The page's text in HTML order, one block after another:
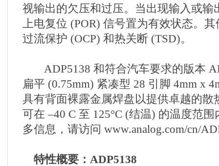
视输出的欠压和过压。当出现输入或输
上电复位 (POR) 信号置为有效状态。
过流保护 (OCP) 和热关断 (TSD)。
ADP5138 和符合汽车要求的版本
扁平 (0.75mm) 紧凑型 28 引脚 4mm x
具有背面裸露金属焊盘以提供卓越的散
可在 –40 C 至 125°C (结温) 的温度范
多信息，请访问 www.analog.com/cn/
特性概要：ADP5138